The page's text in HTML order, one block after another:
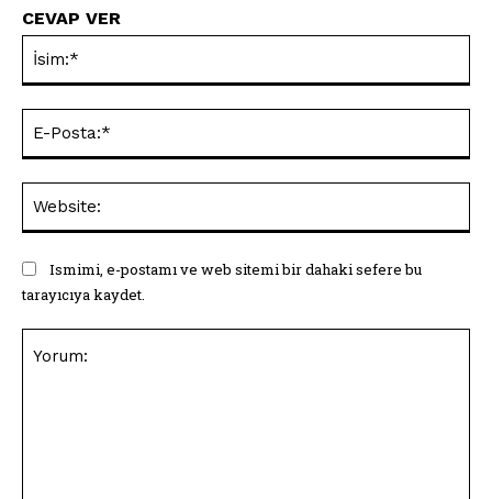
CEVAP VER
Ismimi, e-postamı ve web sitemi bir dahaki sefere bu
tarayıcıya kaydet.